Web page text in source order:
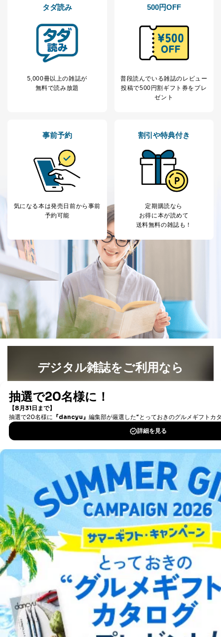
（内容の訂正、追加または削除）、利用停止等（「利用
に対応させていただいております。 当社顧客の皆様の
個人情報は「マイページ」にログインしていただくこと
で、訂正、追加、変更を行っていただくことが出来ま
す。マイページをご利用いただけない方、その他の方に
ただいた個人情報のうち、市町村などの名称および郵便
番号、金融機関の名称あるいはクレジットカードの有効
期限など、商品のお届けやご請求を行う上で支障がある
開示等の求めは、電話又は電子メールにて下記までお申
く書面等については、その際にご案内いたします。
■電話による場合
TEL:0570-200-223
株式会社富士山マガジンサービス 個人情報問い合わせ
係
受付時間：10:00～17:00（土、日、祝、年末年始休業）
e-mail：
cs@fujisan.co.jp
B.開示等の対応に際して、以下記載の項目のうち2項目
以上での本人確認を実施させていただきます。
商品を購入された個人のお客様：氏名、住所、電話番
号、顧客番号、メールアドレス
商品を購入された法人のお客様：氏名、会社名、部署
名、会社住所、電話番号、顧客番号、メールアドレス
採用に応募された方：氏名、住所、所属学校（会社）
名
お取引先様：会社名、部署名、氏名、住所
株主様：氏名、住所、（会社名）
C.代理人様による開示等のご請求
開示等のご請求をすることについて代理人に委任する場
合は、前項の書類に加えて、下記書類をご同封くださ
い。
委任状
ご本人様が委任状に捺印し、捺印した印鑑の印鑑登
録証明書を添付してください。
代理人様が親権者などの法定代理人の場合は、委任
状に代えて、ご本人様との関係がわかる戸籍謄本も
しくは抄本、または住民票をご提出いただくことも
代理人本人であることを確認するための書類
下記書類のうち、いずれかを同封してください。
（本籍地を塗りつぶしたものをご用意下さい。）
・運転免許証の写し
・住民票の写し
・健康保険証の被保険者証の写し
D.手数料について
利用目的の通知、開示対象個人情報の開示請求につ
いては、1回の申請ごとに手数料、郵送料が必要で
す。
郵送料：860円（内訳：定形110円、書留480円、本
人限定受取郵便270円)
(2024年10月1日現在)
※上記郵送料は国内郵便の場合の費用です。国外へ
の郵送の場合は、実費をご負担いただきます。
手数料等の支払方法
費用のお支払方法は、郵送料分の郵便定額小為替を
タダ読み
5,000冊以上の雑誌が
無料で読み放題
500円OFF
普段読んでいる雑誌のレビュー
投稿で500円割ギフト券をプレ
ゼント
事前予約
気になる本は発売日前から事前
予約可能
割引や特典付き
定期購読なら
お得に本が読めて
送料無料の雑誌も！
デジタル雑誌をご利用なら
書籍）が無料で読み放題！
DOWNLOAD FOR IOS
DOWNLOAD FOR ANDROID
ご利用方法はこちら
総合案内
アフィリエイト 採用情報
プレスリリース お問い合わせ
利用規約プライバシーポリシー 特定商取引法に基づく表示
出版社の皆様へ
投資家の皆様へサイトマップ